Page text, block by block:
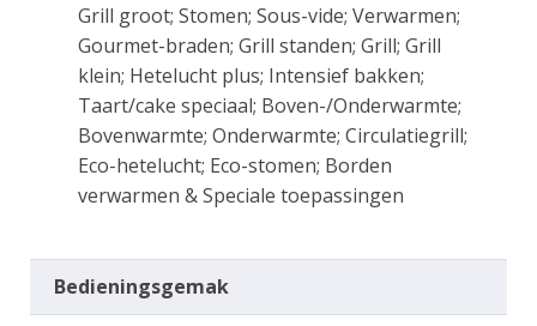
Grill groot; Stomen; Sous-vide; Verwarmen;
Gourmet-braden; Grill standen; Grill; Grill
klein; Hetelucht plus; Intensief bakken;
Taart/cake speciaal; Boven-/Onderwarmte;
Bovenwarmte; Onderwarmte; Circulatiegrill;
Eco-hetelucht; Eco-stomen; Borden
verwarmen & Speciale toepassingen
Bedieningsgemak